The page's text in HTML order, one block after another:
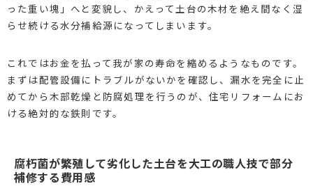
った重い塊」へと変貌し、かえって土台の木材を絶え間なく湿
らせ続ける水分補給源になってしまいます。
これではお金を払って我が家の寿命を縮めるようなものです。
まずは配管設備にトラブルがないかを確認し、漏水を完全に止
めてから木部乾燥と防腐処理を行うのが、住宅リフォームにお
ける絶対的な鉄則です。
腐朽菌が繁殖して劣化した土台を大工の職人技で部分
補修する費用感